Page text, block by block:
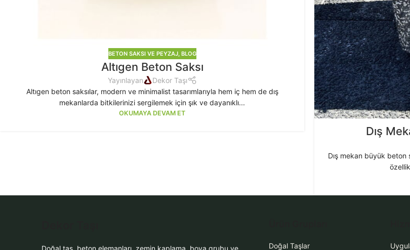
BETON SAKSI VE PEYZAJ, BLOG
Altıgen Beton Saksı
Yayınlayan
Dekor Taşı
Altıgen beton saksılar, modern ve minimalist tasarımlarıyla hem iç hem de dış
mekanlarda bitkilerinizi sergilemek için şık ve dayanıklı...
OKUMAYA DEVAM ET
Dış
Dış mekan büyük beton
Doğal Taşlar